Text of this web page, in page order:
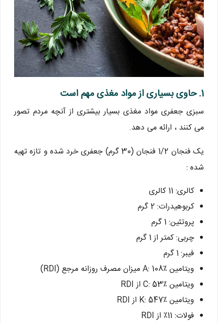
1. حاوی بسیاری از مواد مغذی مهم است
سبزی جعفری مواد مغذی بسیار بیشتری از آنچه مردم تصور
می کنند ، ارائه می دهد.
یک فنجان 1/2 فنجان (30 گرم) جعفری خرد شده و تازه تهیه
شده :
کالری: 11 کالری
کربوهیدرات: 2 گرم
پروتئین: 1 گرم
چربی: کمتر از 1 گرم
فیبر: 1 گرم
ویتامین A: 108٪ میزان مصرف روزانه مرجع (RDI)
ویتامین C: 53٪ از RDI
ویتامین K: 547٪ از RDI
فولات: 11٪ از RDI